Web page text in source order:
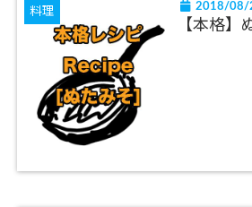
料理 2018/08/
【本格】